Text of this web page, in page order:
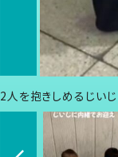
2人を抱きしめるじい